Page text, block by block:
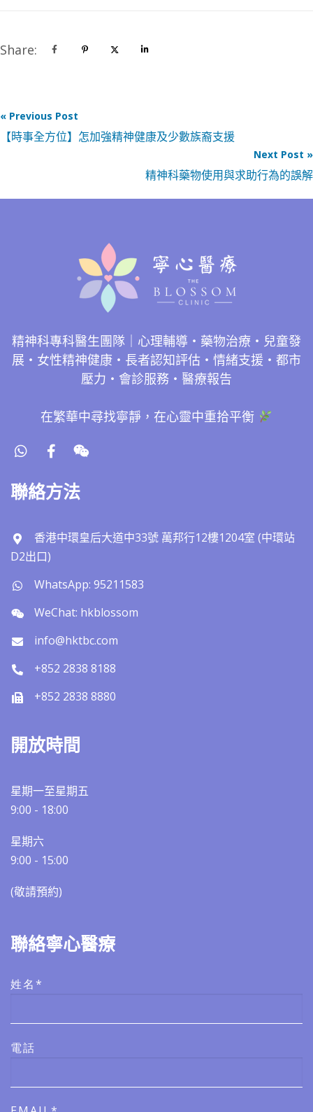
Share:
« Previous Post
【時事全方位】怎加強精神健康及少數族裔支援
Next Post »
精神科藥物使用與求助行為的誤解
精神科專科醫生團隊｜心理輔導・藥物治療・兒童發
展・女性精神健康・長者認知評估・情緒支援・都市
壓力・會診服務・醫療報告
在繁華中尋找寧靜，在心靈中重拾平衡
聯絡方法
香港中環皇后大道中33號 萬邦行12樓1204室 (中環站
D2出口)
WhatsApp: 95211583
WeChat: hkblossom
info@hktbc.com
+852 2838 8188
+852 2838 8880
開放時間
星期一至星期五
9:00 - 18:00
星期六
9:00 - 15:00
(敬請預約)​​
聯絡寧心醫療
姓名*
電話